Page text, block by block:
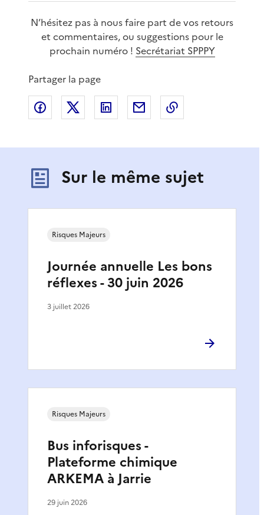
N’hésitez pas à nous faire part de vos retours
et commentaires, ou suggestions pour le
prochain numéro ! Secrétariat SPPPY
Partager la page
Partager sur Facebook
Partager sur XPartager sur LinkedIn
Partager par email
Sur le même sujet
Journée annuelle Les bons
réflexes - 30 juin 2026
Risques Majeurs
3 juillet 2026
Bus inforisques -
Plateforme chimique
ARKEMA à Jarrie
Risques Majeurs
29 juin 2026